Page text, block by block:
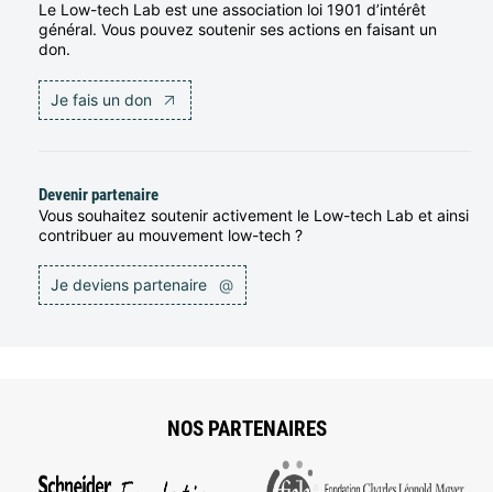
Le Low-tech Lab est une association loi 1901 d’intérêt
général. Vous pouvez soutenir ses actions en faisant un
don.
Je fais un don
Devenir partenaire
Vous souhaitez soutenir activement le Low-tech Lab et ainsi
contribuer au mouvement low-tech ?
Je deviens partenaire @
NOS PARTENAIRES